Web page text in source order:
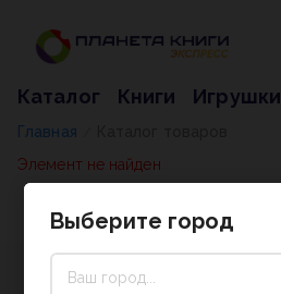
Каталог Книги Игрушки
Главная
Элемент не найден
Выберите город